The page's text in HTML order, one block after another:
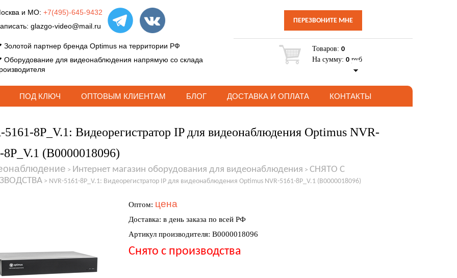
и МО: +7(495)-645-9432
glazgo-video@mail.ru
Золотой партнер бренда Optimus на территории РФ
Оборудование для видеонаблюдения напрямую со склада
ПЕРЕЗВОНИТЕ МНЕ
Товаров: 0
На сумму: 0 руб
ПОД КЛЮЧ ОПТОВЫМ КЛИЕНТАМ БЛОГ ДОСТАВКА И ОПЛАТА КОНТАКТЫ
8P_V.1: Видеорегистратор IP для видеонаблюдения Optimus NVR-
8P_V.1 (В0000018096)
> Интернет магазин оборудования для видеонаблюдения > СНЯТО С
> NVR-5161-8P_V.1: Видеорегистратор IP для видеонаблюдения Optimus NVR-5161-8P_V.1 (В0000018096)
Оптом: цена
Доставка: в день заказа по всей РФ
Артикул производителя: В0000018096
Снято с производства